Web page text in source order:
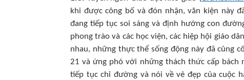
khi được công bố và đón nhận, văn kiện này
đang tiếp tục soi sáng và định hướng con
phong trào và các học viện, các hiệp hội giáo
nhau, những thực thể sống động này đã củng
21 và ứng phó với những thách thức cấp
tiếp tục chỉ đường và nói về vẻ đẹp của cuộc